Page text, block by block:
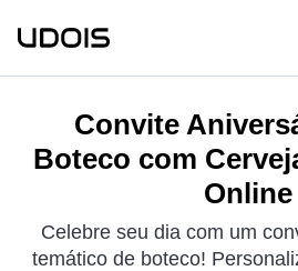
Convite
Boteco com
Online
Celebre seu dia com um
temático de boteco!